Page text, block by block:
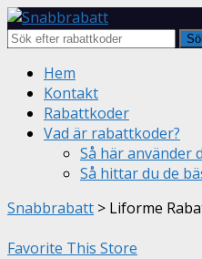
Skip
content
Hem
Kontakt
Rabattkoder
Vad är rabattkoder?
Så här använder
Så hittar du de
Snabbrabatt > Liforme
Favorite This Store